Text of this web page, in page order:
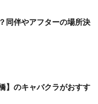
同伴やアフターの場所決
】のキャバクラがおすす